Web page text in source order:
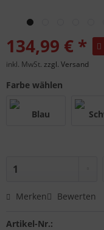
134,99 € *
inkl. MwSt. zzgl. Versand
Farbe wählen
Merken Bewerten
Artikel-Nr.: